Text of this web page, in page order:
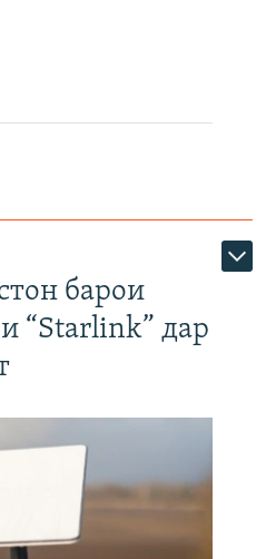
барои
“Starlink” дар